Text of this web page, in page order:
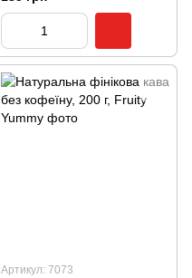
Артикул: 7073